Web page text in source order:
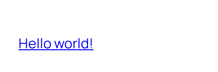
Hello world!